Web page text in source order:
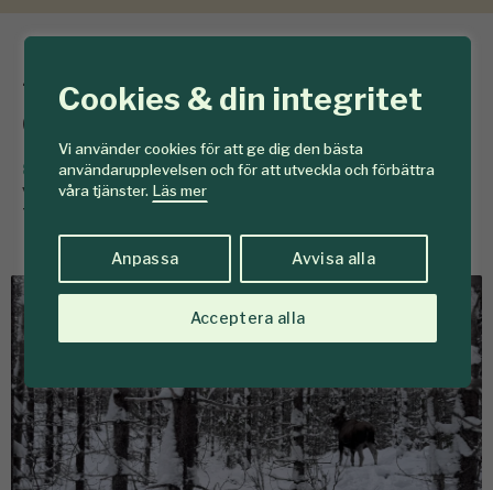
Cookies & din integritet
Vi använder cookies för att ge dig den bästa
användarupplevelsen och för att utveckla och förbättra
våra tjänster. Läs mer
Anpassa Avvisa alla
Acceptera alla
Älgar trivs i
contortaskog
8 juni Älgar i Junsele gör ingen skillnad mellan att
vistas i ungskogar med contorta eller vanlig svensk
tall. Det visar en studie från SLU.